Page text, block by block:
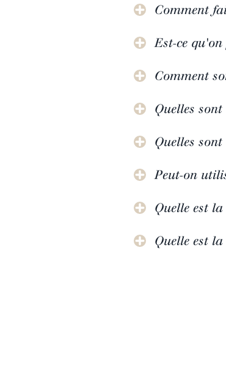
Comment
Est-ce
Comment
Quelles
Quelles
Peut-on
Quelle est
Quelle est